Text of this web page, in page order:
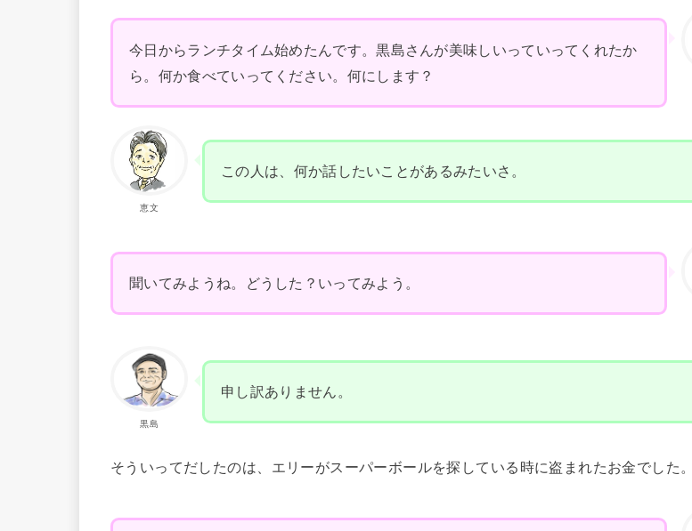
今日からランチタイム始めたんです。黒島さんが美味しいっていってくれたか
ら。何か食べていってください。何にします？
恵文
この人は、何か話したいことがあるみたいさ。
聞いてみようね。どうした？いってみよう。
黒島
申し訳ありません。
そういってだしたのは、エリーがスーパーボールを探している時に盗まれたお金でした。